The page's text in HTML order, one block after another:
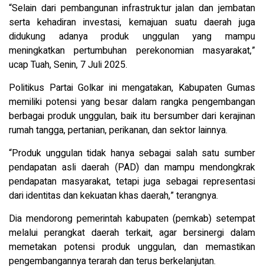
“Selain dari pembangunan infrastruktur jalan dan jembatan
serta kehadiran investasi, kemajuan suatu daerah juga
didukung adanya produk unggulan yang mampu
meningkatkan pertumbuhan perekonomian masyarakat,”
ucap Tuah, Senin, 7 Juli 2025.
Politikus Partai Golkar ini mengatakan, Kabupaten Gumas
memiliki potensi yang besar dalam rangka pengembangan
berbagai produk unggulan, baik itu bersumber dari kerajinan
rumah tangga, pertanian, perikanan, dan sektor lainnya.
“Produk unggulan tidak hanya sebagai salah satu sumber
pendapatan asli daerah (PAD) dan mampu mendongkrak
pendapatan masyarakat, tetapi juga sebagai representasi
dari identitas dan kekuatan khas daerah,” terangnya.
Dia mendorong pemerintah kabupaten (pemkab) setempat
melalui perangkat daerah terkait, agar bersinergi dalam
memetakan potensi produk unggulan, dan memastikan
pengembangannya terarah dan terus berkelanjutan.